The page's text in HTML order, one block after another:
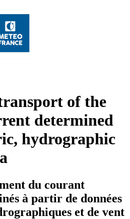
of the
determined
hydrographic
du courant
à partir de données
et de vent